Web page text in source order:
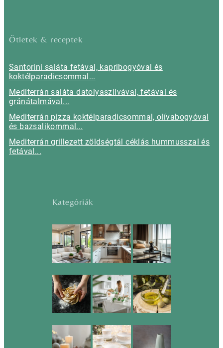
Ötletek & receptek
Santorini saláta fetával, kapribogyóval és
koktélparadicsommal...
Mediterrán saláta datolyaszilvával, fetával és
gránátalmával...
Mediterrán pizza koktélparadicsommal, olívabogyóval
és bazsalikommal...
Mediterrán grillezett zöldségtál céklás hummusszal és
fetával...
Kategóriák